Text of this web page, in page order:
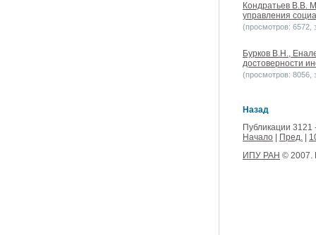
Кондратьев В.В.
управления
(просмотров: 6572,
Бурков B.H.,
достоверности
(просмотров: 8056,
Назад
Публикации 3121
Начало
Пред.
ИПУ РАН © 2007.